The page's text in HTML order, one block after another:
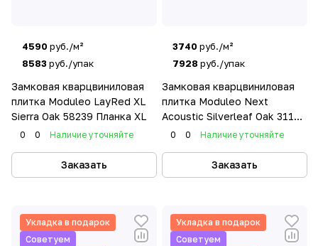
4590 руб./м²
8583 руб./упак
Замковая кварцвиниловая
плитка Moduleo LayRed XL
Sierra Oak 58239 Планка XL
0 0 Наличие уточняйте
Заказать
3740 руб./м²
7928 руб./упак
Замковая кварцвиниловая
плитка Moduleo Next
Acoustic Silverleaf Oak 311
Планка
0 0 Наличие уточняйте
Заказать
Укладка в подарок
Советуем
Укладка в подарок
Советуем